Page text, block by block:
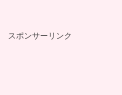
スポンサーリンク